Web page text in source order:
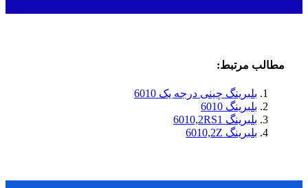
مطالب مرتبط:
بلبرینگ چینی درجه یک 6010
بلبرینگ 6010
بلبرینگ 6010,2RS1
بلبرینگ 6010,2Z